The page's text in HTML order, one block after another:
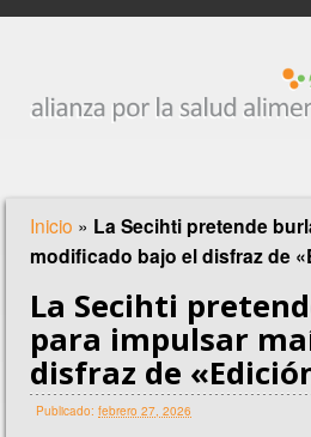
Inicio » La Secihti pretende
modificado bajo el disfraz de
La Secihti
para impulsar
disfraz de
Publicado: febrero 27, 2026